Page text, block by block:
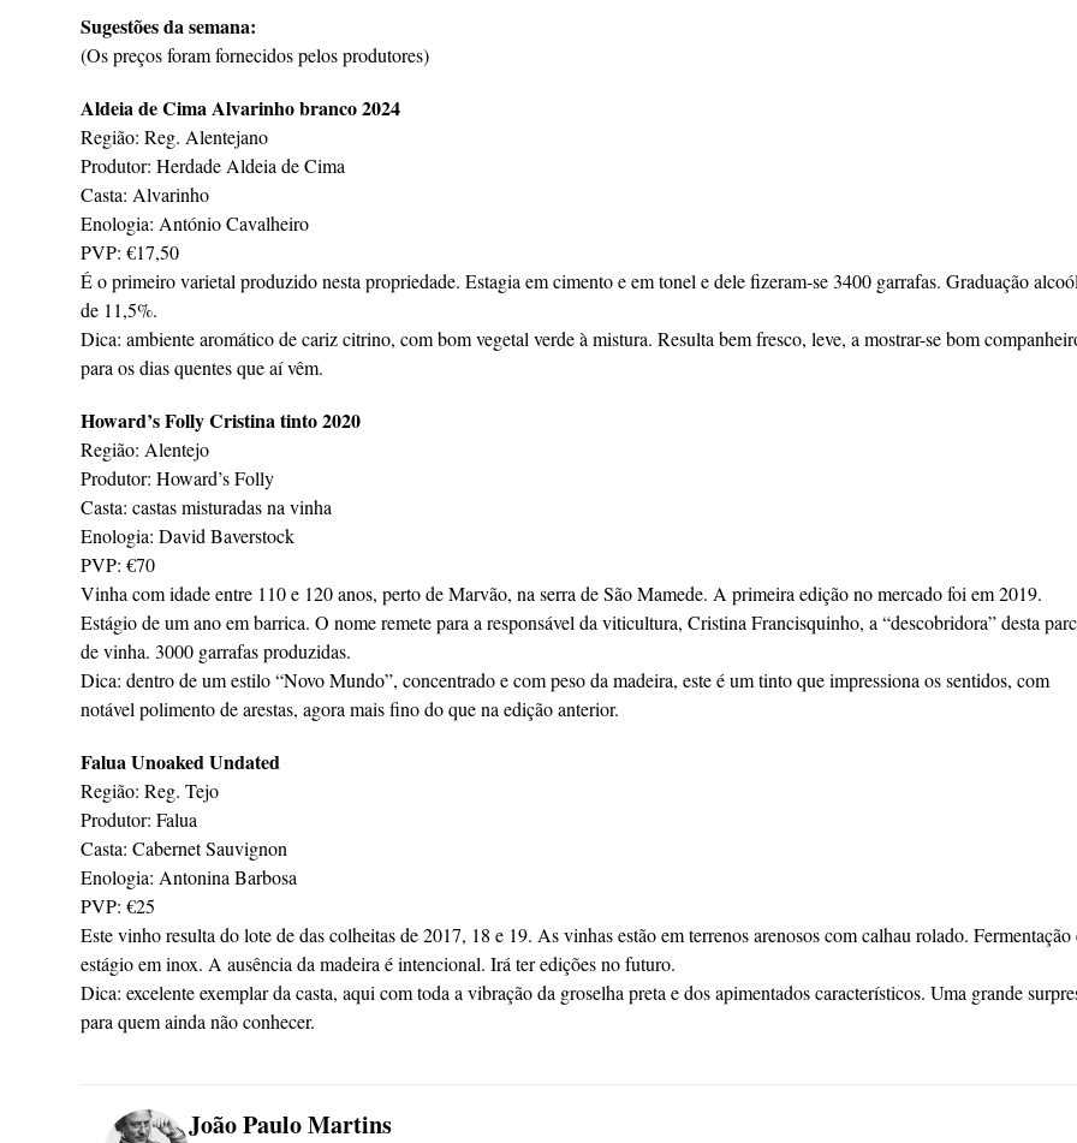
Sugestões da semana:
(Os preços foram fornecidos pelos produtores)
Aldeia de Cima Alvarinho branco 2024
Região: Reg. Alentejano
Produtor: Herdade Aldeia de Cima
Casta: Alvarinho
Enologia: António Cavalheiro
PVP: €17,50
É o primeiro varietal produzido nesta propriedade. Estagia em cimento e em tonel e dele fizeram-se 3400 garrafas. Graduação
de 11,5%.
Dica: ambiente aromático de cariz citrino, com bom vegetal verde à mistura. Resulta bem fresco, leve, a mostrar-se bom
para os dias quentes que aí vêm.
Howard’s Folly Cristina tinto 2020
Região: Alentejo
Produtor: Howard’s Folly
Casta: castas misturadas na vinha
Enologia: David Baverstock
PVP: €70
Vinha com idade entre 110 e 120 anos, perto de Marvão, na serra de São Mamede. A primeira edição no mercado foi em 2019.
Estágio de um ano em barrica. O nome remete para a responsável da viticultura, Cristina Francisquinho, a “descobridora” desta
de vinha. 3000 garrafas produzidas.
Dica: dentro de um estilo “Novo Mundo”, concentrado e com peso da madeira, este é um tinto que impressiona os sentidos, com
notável polimento de arestas, agora mais fino do que na edição anterior.
Falua Unoaked Undated
Região: Reg. Tejo
Produtor: Falua
Casta: Cabernet Sauvignon
Enologia: Antonina Barbosa
PVP: €25
Este vinho resulta do lote de das colheitas de 2017, 18 e 19. As vinhas estão em terrenos arenosos com calhau rolado. Fermentação
estágio em inox. A ausência da madeira é intencional. Irá ter edições no futuro.
Dica: excelente exemplar da casta, aqui com toda a vibração da groselha preta e dos apimentados característicos. Uma grande
para quem ainda não conhecer.
João Paulo Martins